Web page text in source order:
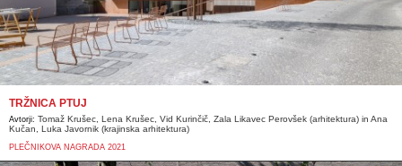
TRŽNICA PTUJ
Avtorji: Tomaž Krušec, Lena Krušec, Vid Kurinčič, Zala Likavec Perovšek (arhitektura) in Ana
Kučan, Luka Javornik (krajinska arhitektura)
PLEČNIKOVA NAGRADA 2021